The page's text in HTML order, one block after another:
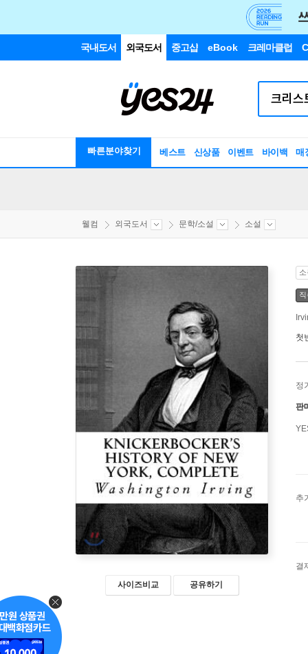
국내도서 외국도서 중고샵 eBook 크레마클럽
빠른분야찾기 베스트 신상품 이벤트 바이백 매
웰컴 외국도서 문학/소설 소설
사이즈비교 공유하기
첫
정
판
추
결